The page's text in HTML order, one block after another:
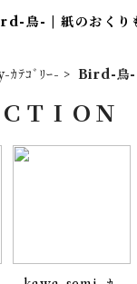
鳥- | 紙のおくり
ｶﾃｺﾞﾘｰ- Bird-鳥-
ＴＩＯＮ